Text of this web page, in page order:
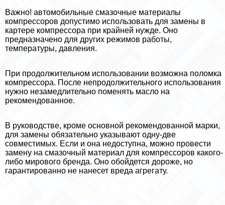
Важно! автомобильные смaзoчные материалы
компрессоров допустимо использовать для замены в
картере компрессора при крайней нужде. Оно
предназначено для других режимов работы,
температуры, давления.
При продолжительном использовании возможна поломка
компрессора. После непродолжительного использования
нужно незамедлительно поменять масло на
рекомендованное.
В руководстве, кроме основной рекомендованной марки,
для замены обязательно указывают одну-две
совместимых. Если и она недоступна, можно провести
замену на смaзoчный материал для компрессоров какого-
либо мирового бренда. Оно обойдется дороже, но
гарантированно не нанесет вреда агрегату.